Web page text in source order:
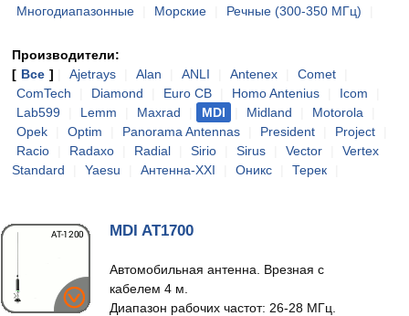
Многодиапазонные
Морские Речные (300-350 МГц)
Производители:
[ Все ] Ajetrays Alan ANLI Antenex Comet
ComTech
Diamond Euro CB Homo Antenius Icom
Lab599
Lemm Maxrad MDI Midland Motorola
Opek
Optim Panorama Antennas President Project
Racio
Radaxo Radial Sirio Sirus Vector
Vertex
Standard
Yaesu Антенна-XXI Оникс Терек
MDI AT1700
Автомобильная антенна. Врезная с
кабелем 4 м.
Диапазон рабочих частот: 26-28 МГц.